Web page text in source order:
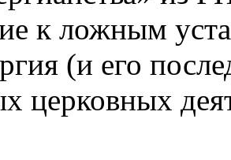
к ложным
(и его
церковных